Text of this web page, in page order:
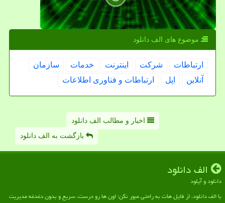
موضوع های الف دانلود
ارتباطات شركت اینترنت خدمات
سازمان
آنلاین
اپل ارتباطات و فناوری اطلاعات
اخبار و مطالب الف دانلود
بازگشت به الف دانلود
الف دانلود
دانلود و آپلود
با الف دانلود، از فایل هات به راحتی عبور نکن؛ اون ها رو درست، سریع و بدون دغدغه مدیریت